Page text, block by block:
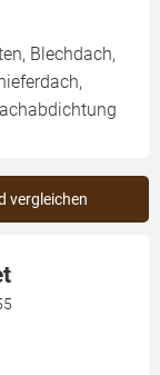
Blechdach,
vergleichen